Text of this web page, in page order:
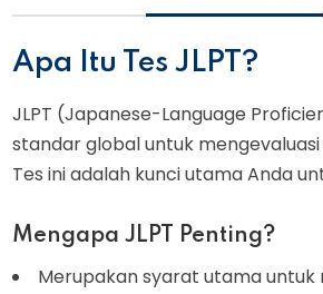
Apa Itu Tes JLPT?
JLPT (Japanese-Language
standar global untuk
Tes ini adalah kunci utama Anda
Mengapa JLPT Penting?
Merupakan syarat utama